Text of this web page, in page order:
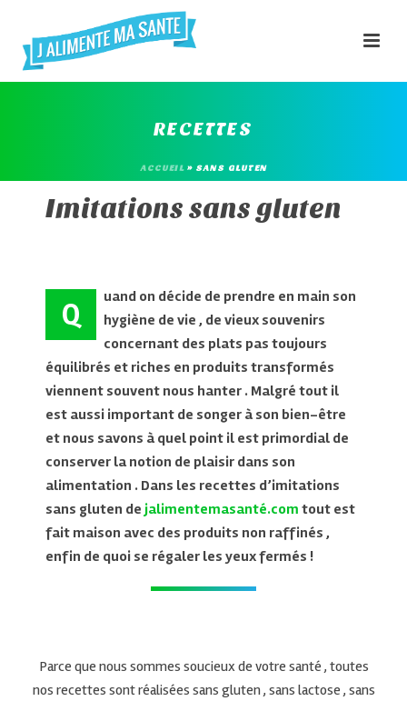
RECETTES
ACCUEIL» SANS GLUTEN
Imitations sans gluten
Q
uand on décide de prendre en main son
hygiène de vie , de vieux souvenirs
concernant des plats pas toujours
équilibrés et riches en produits transformés
viennent souvent nous hanter . Malgré tout il
est aussi important de songer à son bien-être
et nous savons à quel point il est primordial de
conserver la notion de plaisir dans son
alimentation . Dans les recettes d’imitations
sans gluten de jalimentemasanté.com tout est
fait maison avec des produits non raffinés ,
enfin de quoi se régaler les yeux fermés !
Parce que nous sommes soucieux de votre santé , toutes
nos recettes sont réalisées sans gluten , sans lactose , sans